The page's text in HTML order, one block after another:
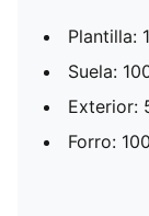
Plantilla:
Suela:
Exterior:
Forro: